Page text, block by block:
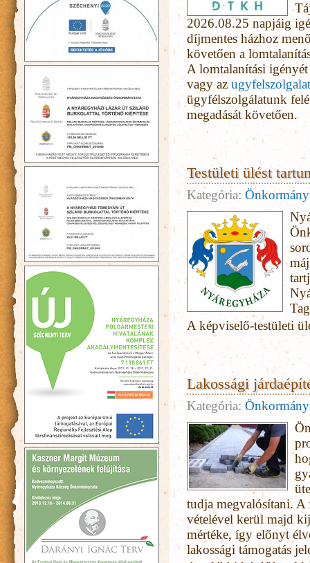
2026.08.25 napjáig
díjmentes házhoz
követően a
A lomtalanítási
vagy az
ügyfélszolgálatunk
megadását követően.
Testületi ülést
Kategória:
A képviselő-testületi
Lakossági
Kategória:
tudja megvalósítani. A
vételével kerül majd
mértéke, így előnyt
lakossági támogatás